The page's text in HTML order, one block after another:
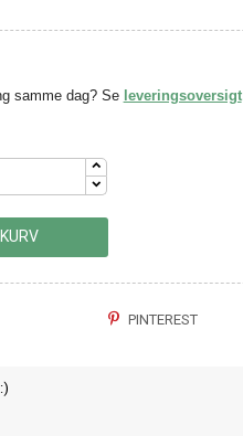
samme dag? Se leveringsoversigt
PINTEREST